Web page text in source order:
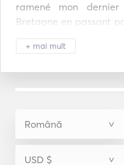
ramené mon
Bretagne en passant
du charter au départ
+ mai mult